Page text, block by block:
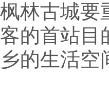
枫林古城要
客的首站目
乡的生活空